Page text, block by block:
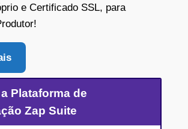
e Certificado SSL, para
Plataforma de
Zap Suite